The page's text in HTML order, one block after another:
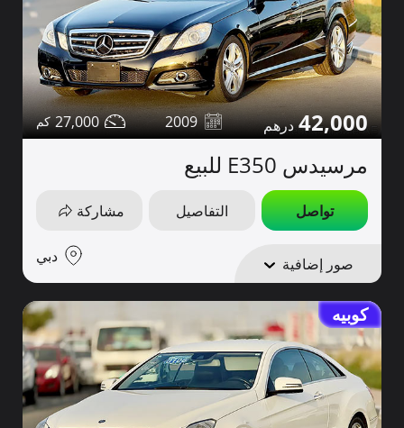
42,000
2009
27,000
مرسيدس E350 للبيع
تواصل التفاصيل مشاركة
صور إضافية دبي
كوبيه